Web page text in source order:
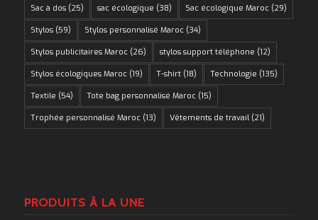
Sac à dos(25) sac écologique (38) Sac écologique Maroc(29)
Stylos(59) Stylos personnalisé Maroc(34)
Stylos publicitaires Maroc(26) stylos support téléphone (12)
Stylos écologiques Maroc(19) T-shirt(18) Technologie (135)
Textile (54) Tote bag personnalisé Maroc(15)
Trophée personnalisé Maroc(13) Vêtements de travail(21)
PRODUITS À LA UNE